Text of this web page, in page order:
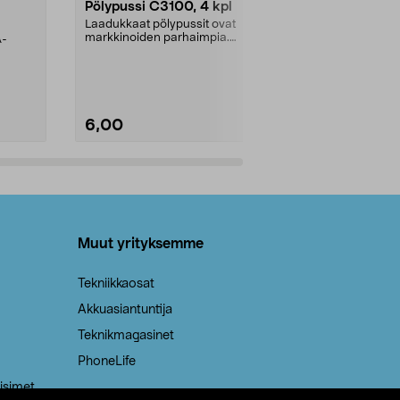
Pölypussi C3100, 4 kpl
Laadukkaat pölypussit ovat
markkinoiden parhaimpia.
6,00
Muut yrityksemme
Tekniikkaosat
Akkuasiantuntija
Teknikmagasinet
PhoneLife